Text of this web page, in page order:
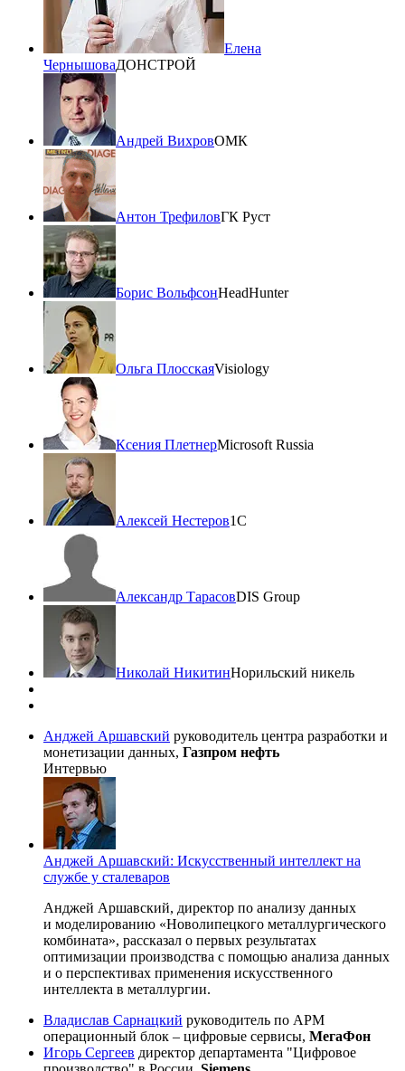
Елена
ЧернышоваДОНСТРОЙ
Андрей ВихровОМК
Антон ТрефиловГК Руст
Борис ВольфсонHeadHunter
Ольга ПлосскаяVisiology
Ксения ПлетнерMicrosoft Russia
Алексей Нестеров1С
Александр ТарасовDIS Group
Николай НикитинНорильский никель
Анджей Аршавский руководитель центра разработки и
монетизации данных, Газпром нефть
Интервью
Анджей Аршавский: Искусственный интеллект на
службе у сталеваров
Анджей Аршавский, директор по анализу данных
и моделированию «Новолипецкого металлургического
комбината», рассказал о первых результатах
оптимизации производства с помощью анализа данных
и о перспективах применения искусственного
интеллекта в металлургии.
Владислав Сарнацкий руководитель по АРМ
операционный блок – цифровые сервисы, МегаФон
Игорь Сергеев директор департамента "Цифровое